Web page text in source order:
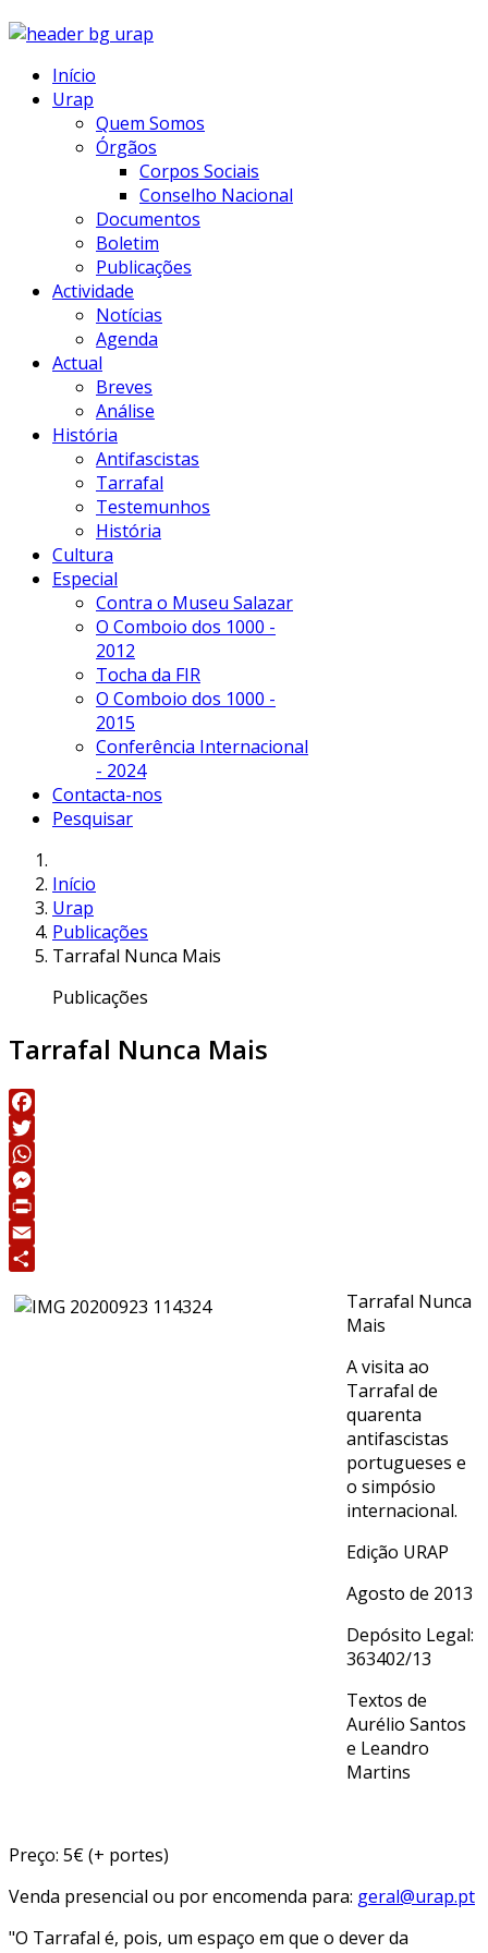
Início
Urap
Quem Somos
Órgãos
Corpos Sociais
Conselho Nacional
Documentos
Boletim
Publicações
Actividade
Notícias
Agenda
Actual
Breves
Análise
História
Antifascistas
Tarrafal
Testemunhos
História
Cultura
Especial
Contra o Museu Salazar
O Comboio dos 1000 -
2012
Tocha da FIR
O Comboio dos 1000 -
2015
Conferência Internacional
- 2024
Contacta-nos
Pesquisar
Início
Urap
Publicações
Tarrafal Nunca Mais
Publicações
Tarrafal Nunca Mais
Facebook
Twitter
WhatsApp
Messenger
Print
Email
Tarrafal Nunca
Mais
A visita ao
Tarrafal de
quarenta
antifascistas
portugueses e
o simpósio
internacional.
Edição URAP
Agosto de 2013
Depósito Legal:
363402/13
Textos de
Aurélio Santos
e Leandro
Martins
Preço: 5€ (+ portes)
Venda presencial ou por encomenda para: geral@urap.pt
"O Tarrafal é, pois, um espaço em que o dever da